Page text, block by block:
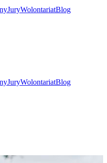
JuryWolontariatBlog
JuryWolontariatBlog